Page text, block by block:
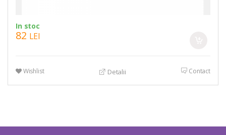
In stoc
82 LEI
Wishlist Detalii Contact